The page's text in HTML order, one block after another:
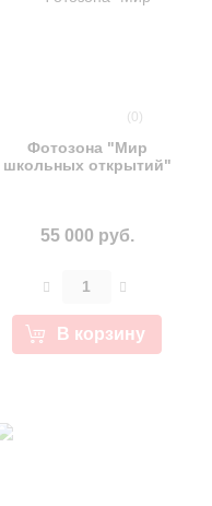
(0)
Фотозона "Мир
школьных открытий"
55 000 руб.
В корзину